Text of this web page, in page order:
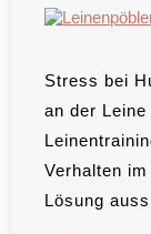
Stress bei
an der
Verhalten
Lösung